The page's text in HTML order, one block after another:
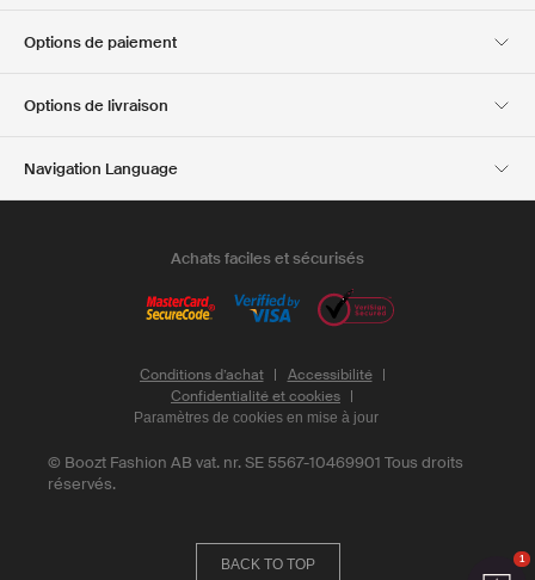
Club Boozt
Options de paiement
conditions de vente et de livraison
Options de livraison
Navigation Language
Achats faciles et sécurisés
Conditions d’achat
Accessibilité
Confidentialité et cookies
Paramètres de cookies en mise à jour
© Boozt Fashion AB vat. nr. SE 5567-10469901 Tous droits
réservés.
BACK TO TOP 1